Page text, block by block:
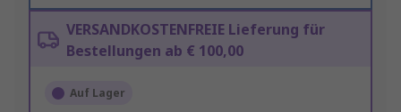
VERSANDKOSTENFREIE Lieferung für
Bestellungen ab € 100,00
Auf Lager